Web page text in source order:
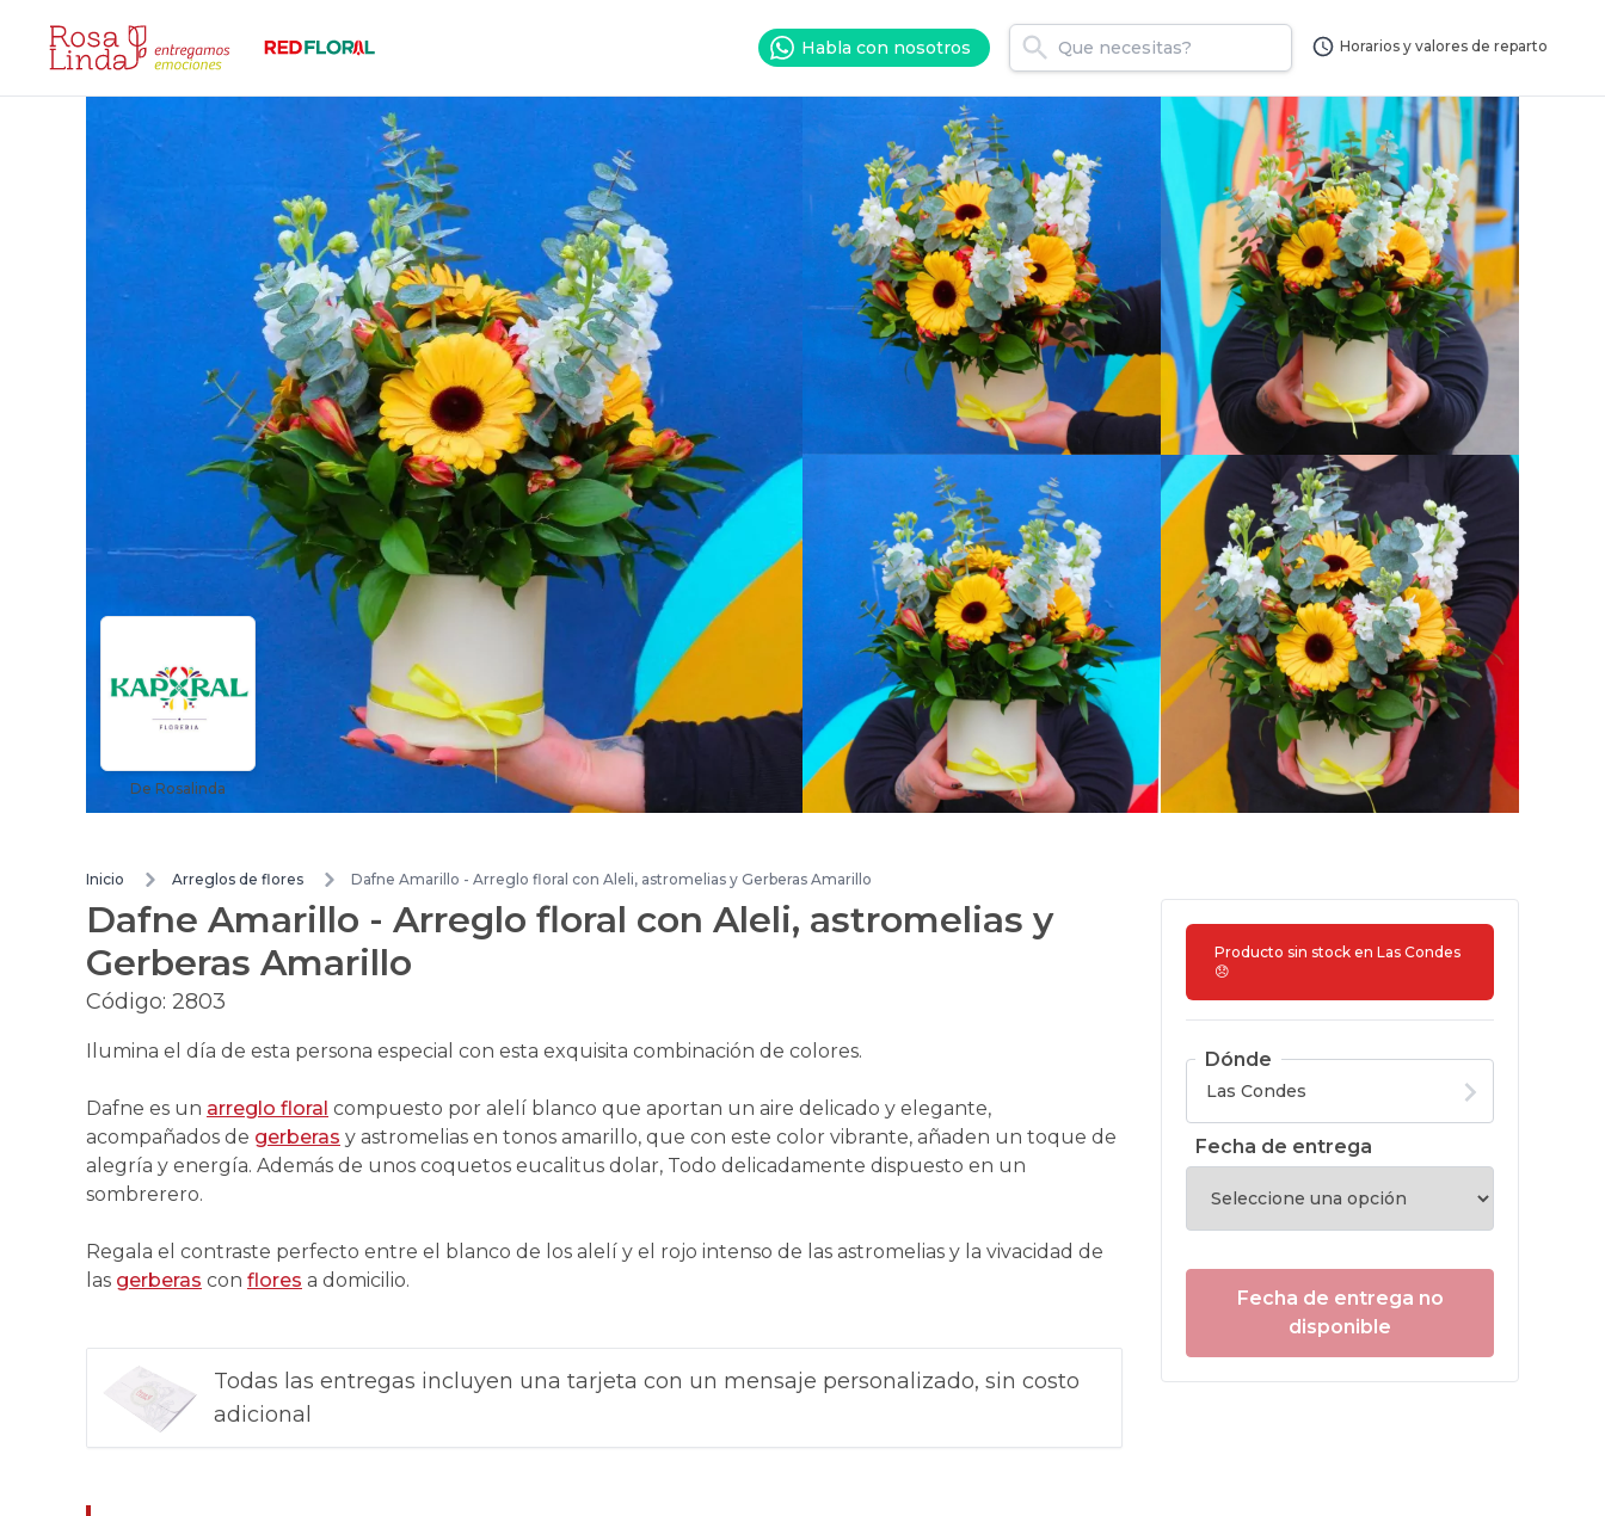
Habla con nosotros Horarios y valores de reparto
De Rosalinda
Inicio Arreglos de flores Dafne Amarillo - Arreglo floral con Aleli, astromelias y Gerberas Amarillo
Dafne Amarillo - Arreglo floral con Aleli, astromelias y
Gerberas Amarillo
Código: 2803
Ilumina el día de esta persona especial con esta exquisita combinación de colores.
Dafne es un arreglo floral compuesto por alelí blanco que aportan un aire delicado y elegante,
acompañados de gerberas y astromelias en tonos amarillo, que con este color vibrante, añaden un toque de
alegría y energía. Además de unos coquetos eucalitus dolar, Todo delicadamente dispuesto en un
sombrerero.
Regala el contraste perfecto entre el blanco de los alelí y el rojo intenso de las astromelias y la vivacidad de
las gerberas con flores a domicilio.
Todas las entregas incluyen una tarjeta con un mensaje personalizado, sin costo
adicional
Producto sin stock en Las Condes
😞
Dónde
Fecha de entrega
Fecha de entrega no
disponible